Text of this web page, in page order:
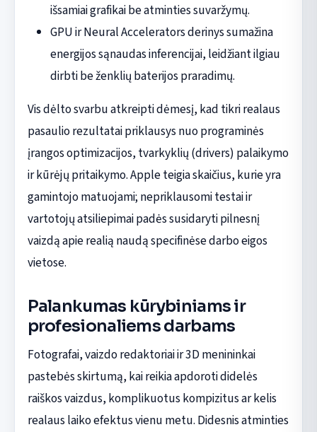
išsamiai grafikai be atminties suvaržymų.
GPU ir Neural Accelerators derinys sumažina
energijos sąnaudas inferencijai, leidžiant ilgiau
dirbti be ženklių baterijos praradimų.
Vis dėlto svarbu atkreipti dėmesį, kad tikri realaus
pasaulio rezultatai priklausys nuo programinės
įrangos optimizacijos, tvarkyklių (drivers) palaikymo
ir kūrėjų pritaikymo. Apple teigia skaičius, kurie yra
gamintojo matuojami; nepriklausomi testai ir
vartotojų atsiliepimai padės susidaryti pilnesnį
vaizdą apie realią naudą specifinėse darbo eigos
vietose.
Palankumas kūrybiniams ir
profesionaliems darbams
Fotografai, vaizdo redaktoriai ir 3D menininkai
pastebės skirtumą, kai reikia apdoroti didelės
raiškos vaizdus, komplikuotus kompizitus ar kelis
realaus laiko efektus vienu metu. Didesnis atminties